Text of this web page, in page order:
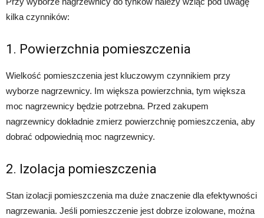
kilka czynników:
1. Powierzchnia pomieszczenia
Wielkość pomieszczenia jest kluczowym czynnikiem przy
wyborze nagrzewnicy. Im większa powierzchnia, tym większa
moc nagrzewnicy będzie potrzebna. Przed zakupem
nagrzewnicy dokładnie zmierz powierzchnię pomieszczenia, aby
dobrać odpowiednią moc nagrzewnicy.
2. Izolacja pomieszczenia
Stan izolacji pomieszczenia ma duże znaczenie dla efektywności
nagrzewania. Jeśli pomieszczenie jest dobrze izolowane, można